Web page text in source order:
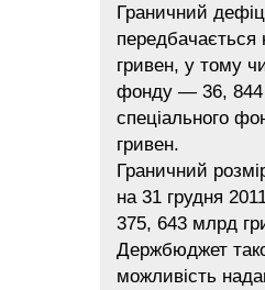
Граничний
передбачається
гривен, у тому
фонду — 36, 844
спеціального
гривен.
Граничний
на 31 грудня
375, 643 млрд
Держбюджет
можливість